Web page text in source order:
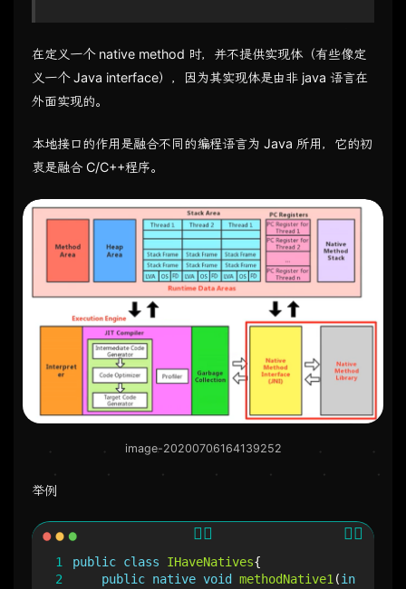
在定义一个 native method 时，并不提供实现体（有些像定
义一个 Java interface），因为其实现体是由非 java 语言在
外面实现的。
本地接口的作用是融合不同的编程语言为 Java 所用，它的初
衷是融合 C/C++程序。
image-20200706164139252
举例
1
2
public class IHaveNatives{
public native void methodNative1 (int